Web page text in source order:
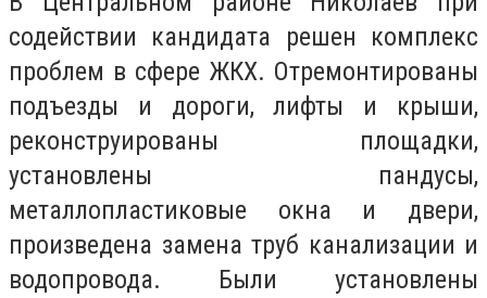
содействии кандидата решен комплекс
проблем в сфере ЖКХ. Отремонтированы
подъезды и дороги, лифты и крыши,
реконструированы площадки,
установлены пандусы,
металлопластиковые окна и двери,
произведена замена труб канализации и
водопровода. Были установлены